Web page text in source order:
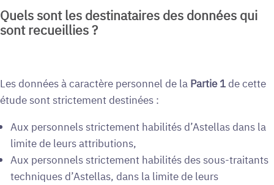
Quels sont les destinataires des données qui
sont recueillies ?
Les données à caractère personnel de la Partie 1 de cette
étude sont strictement destinées :
Aux personnels strictement habilités d’Astellas dans la
limite de leurs attributions,
Aux personnels strictement habilités des sous-traitants
techniques d’Astellas, dans la limite de leurs